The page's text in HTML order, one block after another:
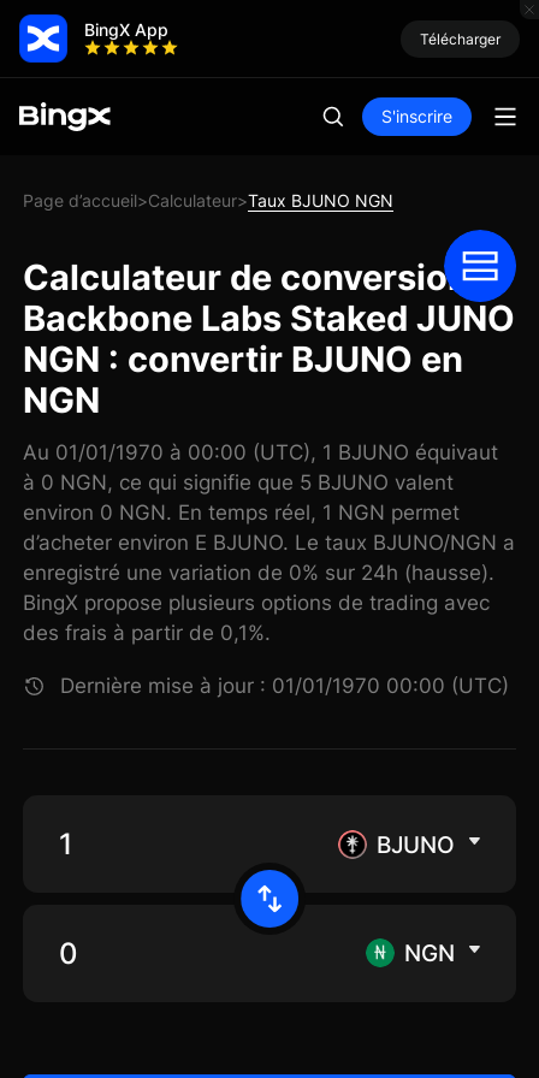
BingX App Télécharger
S'inscrire
Page d’accueil>Calculateur>Taux BJUNO NGN
Calculateur de conversion
Backbone Labs Staked JUNO
NGN : convertir BJUNO en
NGN
Au 01/01/1970 à 00:00 (UTC), 1 BJUNO équivaut
à 0 NGN, ce qui signifie que 5 BJUNO valent
environ 0 NGN. En temps réel, 1 NGN permet
d’acheter environ E BJUNO. Le taux BJUNO/NGN a
enregistré une variation de 0% sur 24h (hausse).
BingX propose plusieurs options de trading avec
des frais à partir de 0,1%.
Dernière mise à jour : 01/01/1970 00:00 (UTC)
BJUNO
NGN